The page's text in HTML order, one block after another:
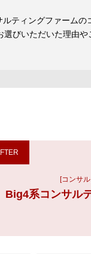
ティングファームの
びいただいた理由
[コンサ
Big4系コンサル